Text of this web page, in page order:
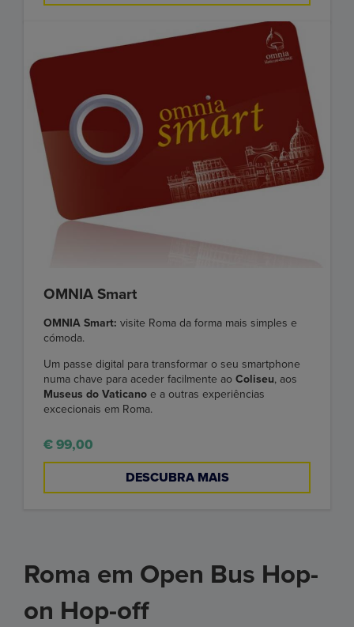
OMNIA Smart
OMNIA Smart: visite Roma da forma mais simples e
cómoda.
Um passe digital para transformar o seu smartphone
numa chave para aceder facilmente ao Coliseu, aos
Museus do Vaticano e a outras experiências
excecionais em Roma.
€ 99,00
DESCUBRA MAIS
Roma em Open Bus Hop-
on Hop-off